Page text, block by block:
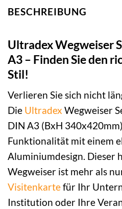
BESCHREIBUNG
Ultradex Wegweiser
A3 – Finden Sie den
Stil!
Verlieren Sie sich nicht
Die Ultradex Wegweiser
DIN A3 (BxH
Funktionalität mit einem
Aluminiumdesign. Dieser
Wegweiser ist mehr als
Visitenkartefür Ihr
Institution oder Ihre